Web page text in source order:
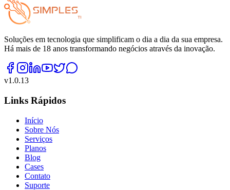
Soluções em tecnologia que simplificam o dia a dia da sua empresa.
Há mais de 18 anos transformando negócios através da inovação.
v1.0.13
Links Rápidos
Início
Sobre Nós
Serviços
Planos
Blog
Cases
Contato
Suporte